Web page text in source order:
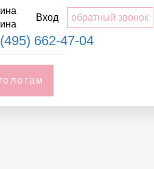
Вход обратный звонок
662-47-04